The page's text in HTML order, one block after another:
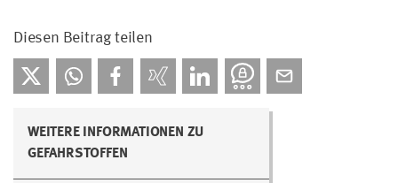
Diesen Beitrag teilen
WEITERE INFORMATIONEN ZU
GEFAHRSTOFFEN